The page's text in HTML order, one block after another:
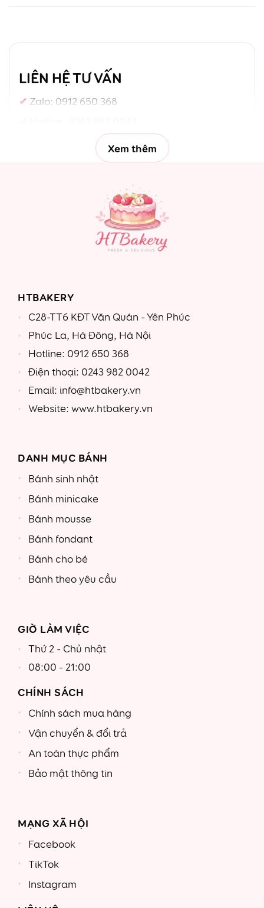
LIÊN HỆ TƯ VẤN
Zalo: 0912 650 368
Xem thêm
HTBAKERY
C28-TT6 KĐT Văn Quán - Yên Phúc
Phúc La, Hà Đông, Hà Nội
Hotline: 0912 650 368
Điện thoại: 0243 982 0042
Email: info@htbakery.vn
Website: www.htbakery.vn
DANH MỤC BÁNH
Bánh sinh nhật
Bánh minicake
Bánh mousse
Bánh fondant
Bánh cho bé
Bánh theo yêu cầu
GIỜ LÀM VIỆC
Thứ 2 - Chủ nhật
08:00 - 21:00
CHÍNH SÁCH
Chính sách mua hàng
Vận chuyển & đổi trả
An toàn thực phẩm
Bảo mật thông tin
MẠNG XÃ HỘI
Facebook
TikTok
Instagram